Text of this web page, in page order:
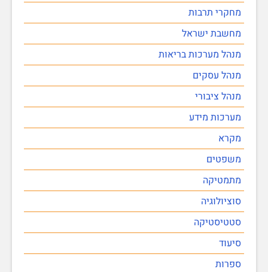
מחקרי תרבות
מחשבת ישראל
מנהל מערכות בריאות
מנהל עסקים
מנהל ציבורי
מערכות מידע
מקרא
משפטים
מתמטיקה
סוציולוגיה
סטטיסטיקה
סיעוד
ספרות